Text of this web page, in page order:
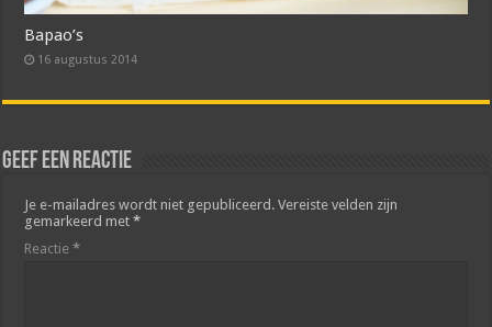
Bapao’s
16 augustus 2014
Geef een reactie
Je e-mailadres wordt niet gepubliceerd. Vereiste velden zijn
gemarkeerd met*
Reactie*